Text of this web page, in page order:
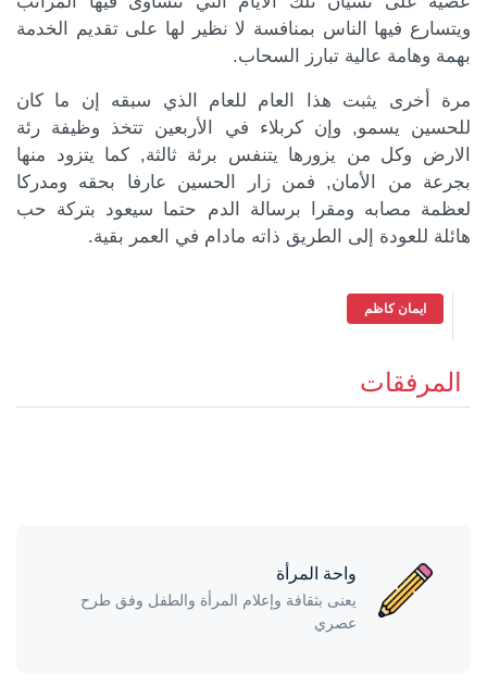
ويتسارع فيها الناس بمنافسة لا نظير لها على تقديم الخدمة
بهمة وهامة عالية تبارز السحاب.
مرة أخرى يثبت هذا العام للعام الذي سبقه إن ما كان
للحسين يسمو, وإن كربلاء في الأربعين تتخذ وظيفة رئة
الارض وكل من يزورها يتنفس برئة ثالثة, كما يتزود منها
بجرعة من الأمان, فمن زار الحسين عارفا بحقه ومدركا
لعظمة مصابه ومقرا برسالة الدم حتما سيعود بتركة حب
هائلة للعودة إلى الطريق ذاته مادام في العمر بقية.
ايمان كاظم
المرفقات
واحة المرأة
يعنى بثقافة وإعلام المرأة والطفل وفق طرح
عصري